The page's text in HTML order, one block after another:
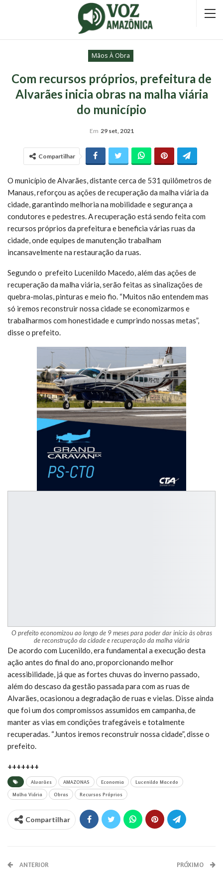
Mãos À Obra
Com recursos próprios, prefeitura de
Alvarães inicia obras na malha viária
do município
Em 29 set, 2021
Compartilhar
O município de Alvarães, distante cerca de 531 quilômetros de
Manaus, reforçou as ações de recuperação da malha viária da
cidade, garantindo melhoria na mobilidade e segurança a
condutores e pedestres. A recuperação está sendo feita com
recursos próprios da prefeitura e beneficia várias ruas da
cidade, onde equipes de manutenção trabalham
incansavelmente na restauração da ruas.
Segundo o prefeito Lucenildo Macedo, além das ações de
recuperação da malha viária, serão feitas as sinalizações de
quebra-molas, pinturas e meio fio. “Muitos não entendem mas
só iremos reconstruir nossa cidade se economizarmos e
trabalharmos com honestidade e cumprindo nossas metas”,
disse o prefeito.
O prefeito economizou ao longo de 9 meses para poder dar início às obras
de reconstrução da cidade e recuperação da malha viária
De acordo com Lucenildo, era fundamental a execução desta
ação antes do final do ano, proporcionando melhor
acessibilidade, já que as fortes chuvas do inverno passado,
além do descaso da gestão passada para com as ruas de
Alvarães, ocasionou a degradação de ruas e vielas. Disse ainda
que foi um dos compromissos assumidos em campanha, de
manter as vias em condições trafegáveis e totalmente
recuperadas. “Juntos iremos reconstruir nossa cidade”, disse o
prefeito.
+++++++
Alvarães AMAZONAS Economia Lucenildo Macedo
Malha Viária Obras Recursos Próprios
Compartilhar
ANTERIOR PRÓXIMO